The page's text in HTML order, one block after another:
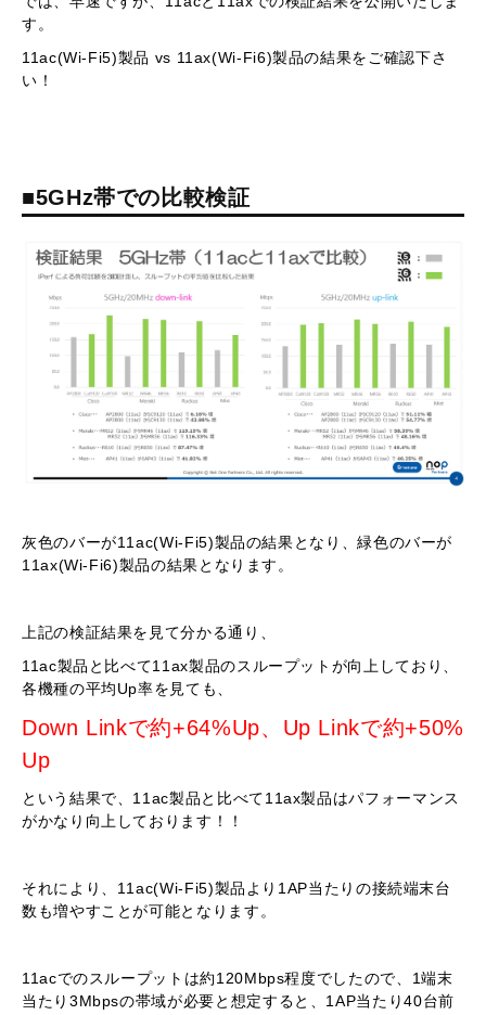
す。
11ac(Wi-Fi5)製品 vs 11ax(Wi-Fi6)製品の結果をご確認下さ
い！
■5GHz帯での比較検証
灰色のバーが11ac(Wi-Fi5)製品の結果となり、緑色のバーが
11ax(Wi-Fi6)製品の結果となります。
上記の検証結果を見て分かる通り、
11ac製品と比べて11ax製品のスループットが向上しており、
各機種の平均Up率を見ても、
Down Linkで約+64%Up、Up Linkで約+50%
Up
という結果で、11ac製品と比べて11ax製品はパフォーマンス
がかなり向上しております！！
それにより、11ac(Wi-Fi5)製品より1AP当たりの接続端末台
数も増やすことが可能となります。
11acでのスループットは約120Mbps程度でしたので、1端末
当たり3Mbpsの帯域が必要と想定すると、1AP当たり40台前